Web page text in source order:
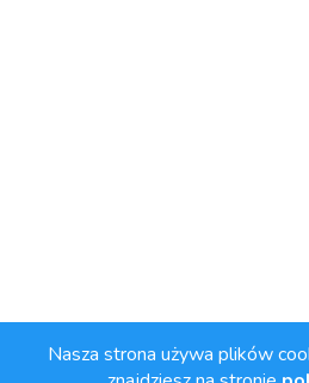
Nasza strona używa plików